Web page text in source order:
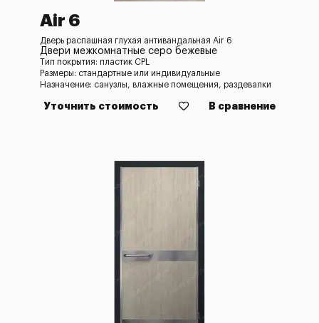
Air 6
Дверь распашная глухая антивандальная Air 6
Двери межкомнатные серо бежевые
Тип покрытия: пластик CPL
Размеры: стандартные или индивидуальные
Назначение: санузлы, влажные помещения, раздевалки
Уточнить стоимость В сравнение